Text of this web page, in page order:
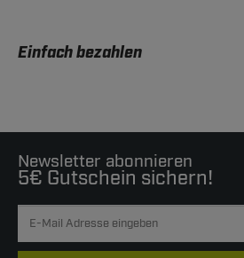
Einfach bezahlen
Newsletter abonnieren
5€ Gutschein sichern!